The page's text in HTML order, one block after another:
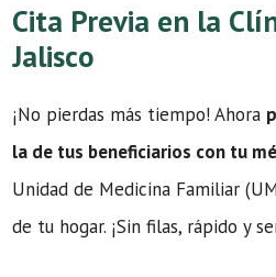
Cita Previa en la
Jalisco
¡No pierdas más tiempo! Ahora
la de tus beneficiarios con tu
Unidad de Medicina Familiar
de tu hogar. ¡Sin filas, rápido y